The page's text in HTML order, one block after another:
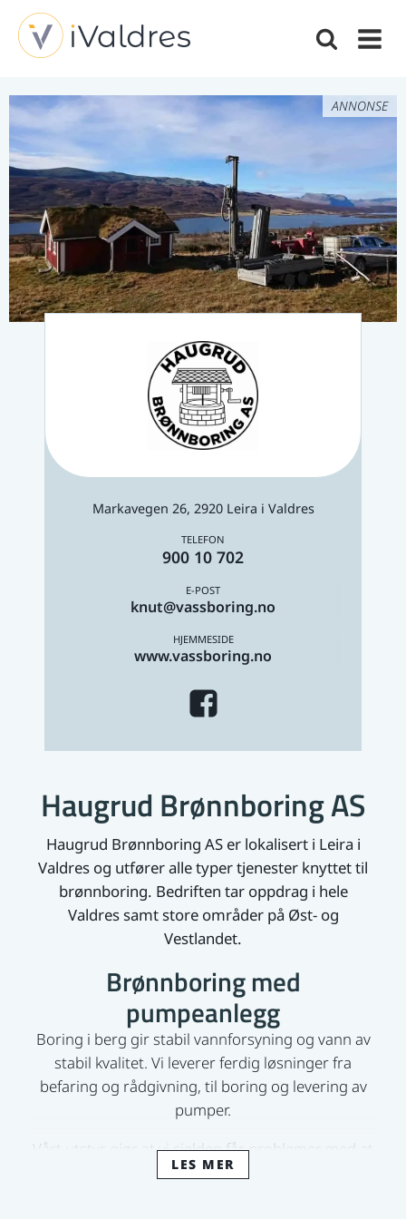
ANNONSE
Markavegen 26, 2920 Leira i Valdres
900 10 702
knut@vassboring.no
www.vassboring.no
Haugrud Brønnboring AS
Haugrud Brønnboring AS er lokalisert i Leira i
Valdres og utfører alle typer tjenester knyttet til
brønnboring. Bedriften tar oppdrag i hele
Valdres samt store områder på Øst- og
Vestlandet.
Brønnboring med
pumpeanlegg
Boring i berg gir stabil vannforsyning og vann av
stabil kvalitet. Vi leverer ferdig løsninger fra
befaring og rådgivning, til boring og levering av
pumper.
Vårt utstyr gjør at vi sjelden får problemer med at
oppdraget er et stykke i fra vei. For hytter uten
LES MER